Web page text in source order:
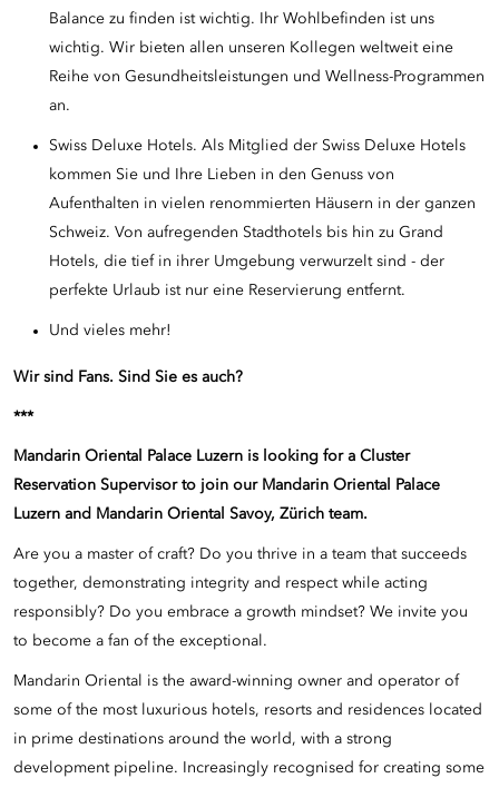
Balance zu finden ist wichtig. Ihr Wohlbefinden ist uns
wichtig. Wir bieten allen unseren Kollegen weltweit eine
Reihe von Gesundheitsleistungen und Wellness-Programmen
an.
Swiss Deluxe Hotels. Als Mitglied der Swiss Deluxe Hotels
kommen Sie und Ihre Lieben in den Genuss von
Aufenthalten in vielen renommierten Häusern in der ganzen
Schweiz. Von aufregenden Stadthotels bis hin zu Grand
Hotels, die tief in ihrer Umgebung verwurzelt sind - der
perfekte Urlaub ist nur eine Reservierung entfernt.
Und vieles mehr!
Wir sind Fans. Sind Sie es auch?
***
Mandarin Oriental Palace Luzern is looking for a Cluster
Reservation Supervisor to join our Mandarin Oriental Palace
Luzern and Mandarin Oriental Savoy, Zürich team.
Are you a master of craft? Do you thrive in a team that succeeds
together, demonstrating integrity and respect while acting
responsibly? Do you embrace a growth mindset? We invite you
to become a fan of the exceptional.
Mandarin Oriental is the award-winning owner and operator of
some of the most luxurious hotels, resorts and residences located
in prime destinations around the world, with a strong
development pipeline. Increasingly recognised for creating some